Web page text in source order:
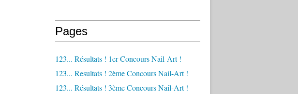
Pages
123... Résultats ! 1er Concours Nail-Art !
123... Resultats ! 2ème Concours Nail-Art !
123... Résultats ! 3ème Concours Nail-Art !